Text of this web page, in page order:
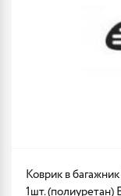
Коврик в
1шт. (полиуретан)